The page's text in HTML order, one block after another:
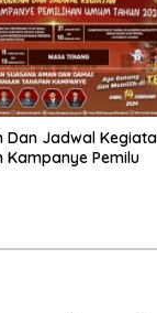
Dan Jadwal
Kampanye Pemilu